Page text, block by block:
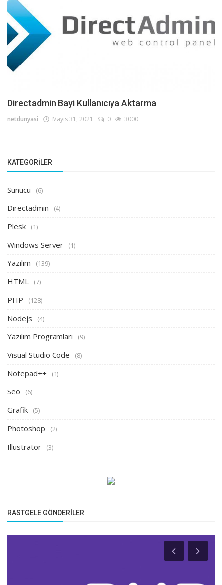
Directadmin Bayi Kullanıcıya Aktarma
netdunyasi Mayıs 31, 2021 0 3000
KATEGORILER
Sunucu (6)
Directadmin (4)
Plesk (1)
Windows Server (1)
Yazılım (139)
HTML (7)
PHP (128)
Nodejs (4)
Yazılım Programları (9)
Visual Studio Code (8)
Notepad++ (1)
Seo (6)
Grafik (5)
Photoshop (2)
Illustrator (3)
RASTGELE GÖNDERILER